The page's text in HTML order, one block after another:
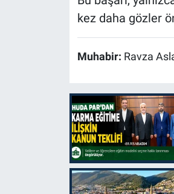
kez daha gözler
Muhabir: Ravza